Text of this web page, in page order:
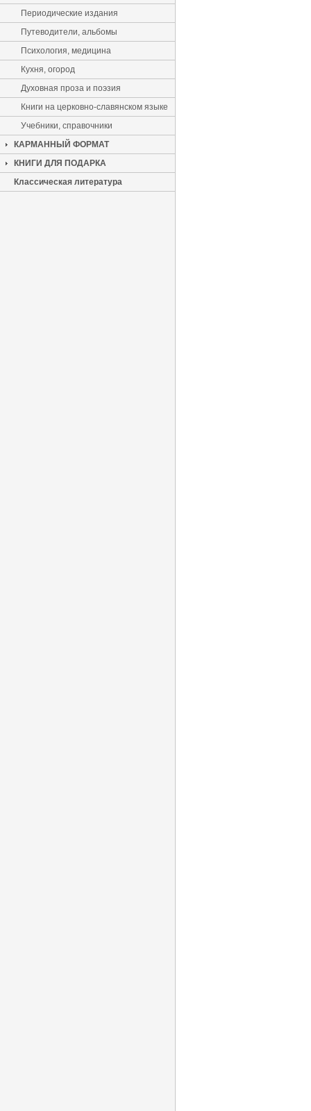
Периодические издания
Путеводители, альбомы
Психология, медицина
Кухня, огород
Духовная проза и поэзия
Книги на церковно-славянском языке
Учебники, справочники
КАРМАННЫЙ ФОРМАТ
КНИГИ ДЛЯ ПОДАРКА
Классическая литература